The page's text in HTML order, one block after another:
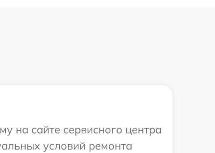
на сайте сервисного центра
условий ремонта